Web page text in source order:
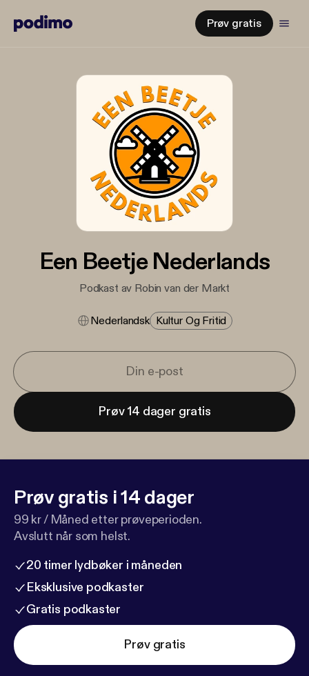
Prøv gratis
Een Beetje Nederlands
Podkast av Robin van der Markt
Nederlandsk Kultur Og Fritid
Prøv 14 dager gratis
Prøv gratis i 14 dager
99 kr / Måned etter prøveperioden.
Avslutt når som helst.
20 timer lydbøker i måneden
Eksklusive podkaster
Gratis podkaster
Prøv gratis